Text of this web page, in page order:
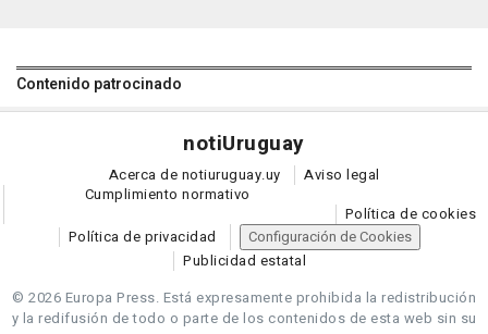
Contenido patrocinado
notiUruguay
Acerca de notiuruguay.uy
Aviso legal
Cumplimiento normativo
Política de cookies
Política de privacidad
Configuración de Cookies
Publicidad estatal
© 2026 Europa Press. Está expresamente prohibida la redistribución
y la redifusión de todo o parte de los contenidos de esta web sin su